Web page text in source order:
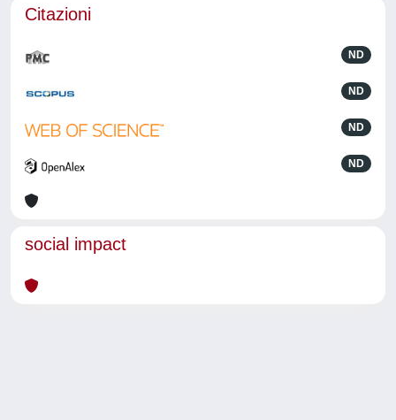
Citazioni
ND
ND
ND
ND
social impact